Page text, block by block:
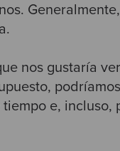
nos gustaría
e, incluso,